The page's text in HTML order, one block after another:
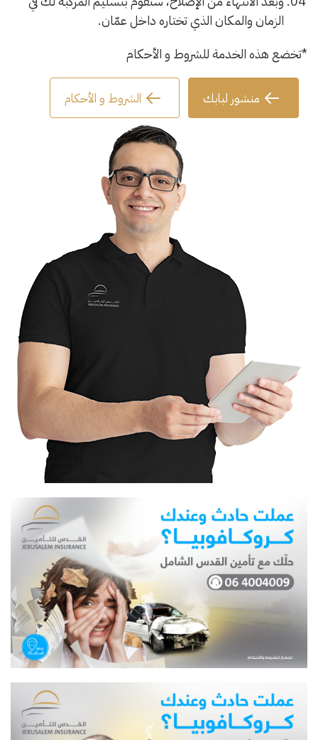
الزمان والمكان الذي تختاره داخل عمّان.
*تخضع هذه الخدمة للشروط و الأحكام
منشور لبابك الشروط و الأحكام